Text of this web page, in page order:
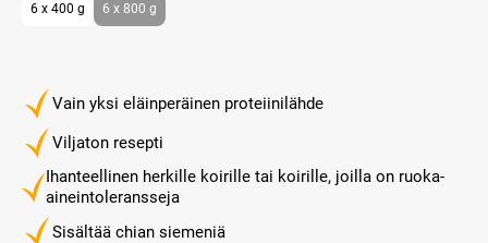
Vain yksi eläinperäinen proteiinilähde
Viljaton resepti
Ihanteellinen herkille koirille tai koirille, joilla on ruoka-
aineintoleransseja
Sisältää chian siemeniä
6 x 400 g 6 x 800 g